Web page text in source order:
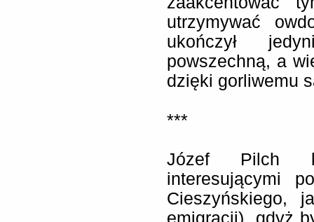
utrzymywać
ukończył
powszechną, a
dzięki gorliwemu
***
Józef Pilch
interesującymi
Cieszyńskiego,
emigracji), gdyż